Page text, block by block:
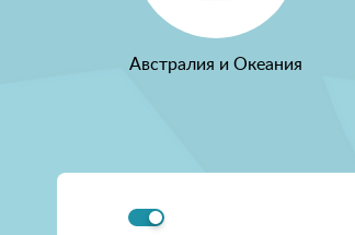
Австралия и Океания